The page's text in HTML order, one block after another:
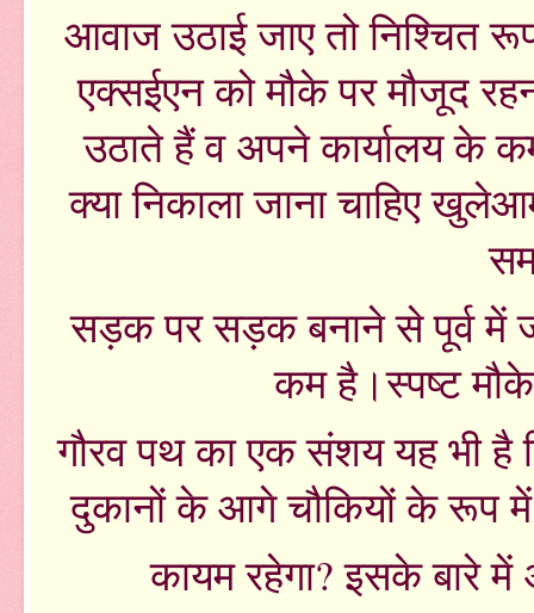
आवाज उठाई जाए तो निश्चित
एक्सईएन को मौके पर मौजूद
उठाते हैं व अपने कार्यालय के
क्या निकाला जाना चाहिए
सड़क पर सड़क बनाने से पूर्व में
कम है।स्पष्ट
गौरव पथ का एक संशय यह भी है
दुकानों के आगे चौकियों के रूप में
कायम रहेगा? इसके बारे